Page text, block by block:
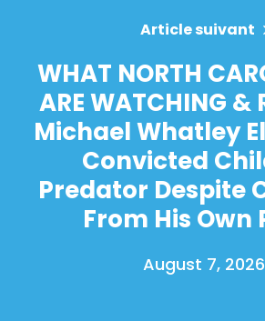
Article suivant
WHAT NORTH
ARE WATCHING &
Michael Whatley
Convicted
Predator Despite
From His Own
August 7, 2026